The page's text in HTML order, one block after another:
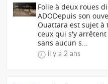
Folie à deux roues
ADODepuis son
Ouattara est sujet
ceux qui s'y
sans aucun s...
il y a 2 ans